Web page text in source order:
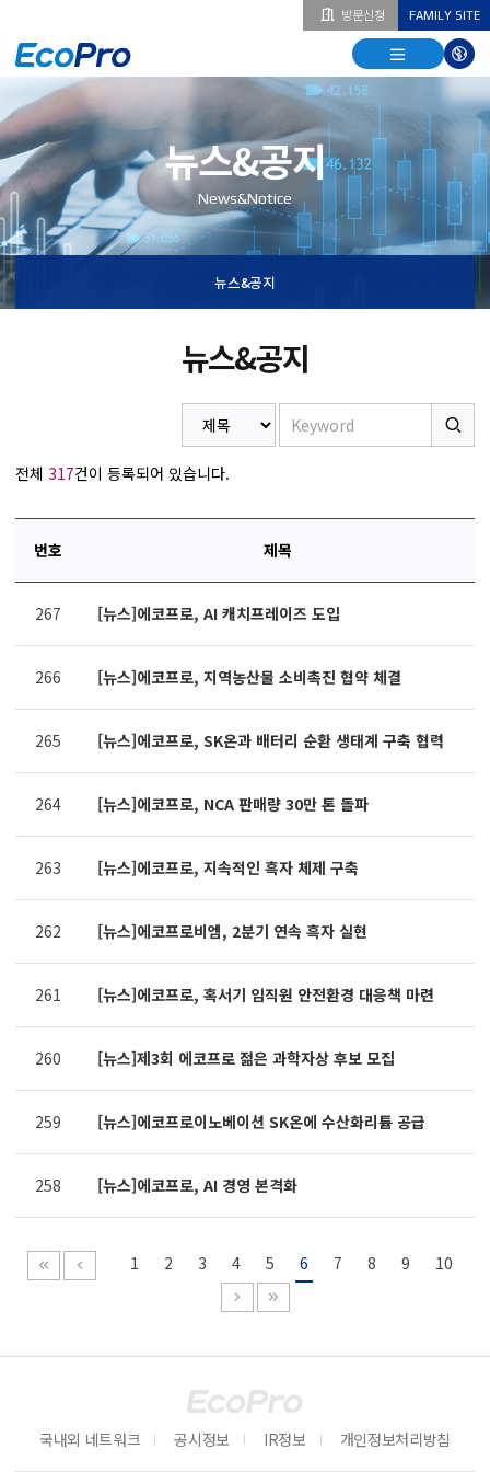
방문신청 FAMILY SITE
열기
열기
다국어
열기
뉴스&공지
News&Notice
뉴스&공지
뉴스&공지
전체 317건이 등록되어 있습니다.
파일,
작성자,
조회수,
작성일
제공표
번호 제목
267 [뉴스]에코프로, AI 캐치프레이즈 도입
266 [뉴스]에코프로, 지역농산물 소비촉진 협약 체결
265 [뉴스]에코프로, SK온과 배터리 순환 생태계 구축 협력
264 [뉴스]에코프로, NCA 판매량 30만 톤 돌파
263 [뉴스]에코프로, 지속적인 흑자 체제 구축
262 [뉴스]에코프로비엠, 2분기 연속 흑자 실현
261 [뉴스]에코프로, 혹서기 임직원 안전환경 대응책 마련
260 [뉴스]제3회 에코프로 젊은 과학자상 후보 모집
259 [뉴스]에코프로이노베이션 SK온에 수산화리튬 공급
258 [뉴스]에코프로, AI 경영 본격화
1 2 3 4 5 6 7 8 9 10
국내외 네트워크 공시정보 IR정보 개인정보처리방침